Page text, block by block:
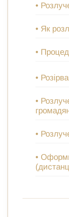
•
• Як
•
•
•
•
•